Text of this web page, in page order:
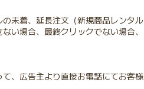
未着、延長注文（新規商品レンタル
い場合、最終クリックでない場合、
、広告主より直接お電話にてお客様